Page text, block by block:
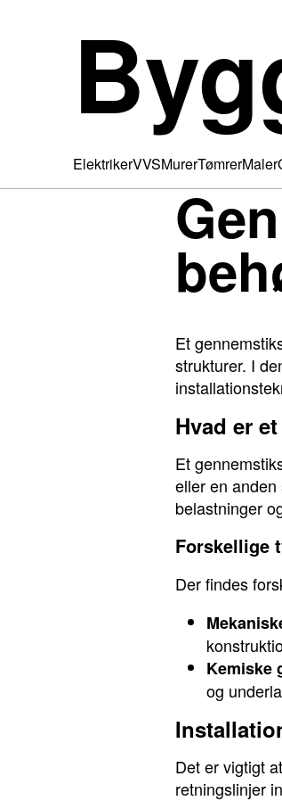
ElektrikerVVSMurerTømrerMaler
Et
strukturer. I
Hvad er
Et
eller en
belastninger
Forskellige
Der findes
Kemiske
og
Det er vigtigt
retningslinjer